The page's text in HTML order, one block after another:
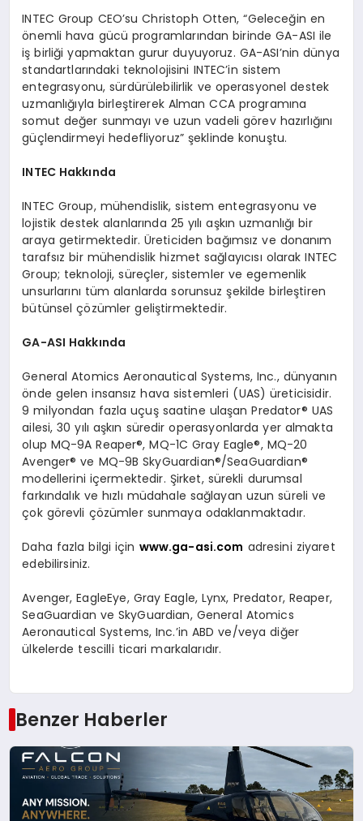
INTEC Group CEO’su Christoph Otten, “Geleceğin en
önemli hava gücü programlarından birinde GA-ASI ile
iş birliği yapmaktan gurur duyuyoruz. GA-ASI’nin dünya
standartlarındaki teknolojisini INTEC’in sistem
entegrasyonu, sürdürülebilirlik ve operasyonel destek
uzmanlığıyla birleştirerek Alman CCA programına
somut değer sunmayı ve uzun vadeli görev hazırlığını
güçlendirmeyi hedefliyoruz” şeklinde konuştu.
INTEC Hakkında
INTEC Group, mühendislik, sistem entegrasyonu ve
lojistik destek alanlarında 25 yılı aşkın uzmanlığı bir
araya getirmektedir. Üreticiden bağımsız ve donanım
tarafsız bir mühendislik hizmet sağlayıcısı olarak INTEC
Group; teknoloji, süreçler, sistemler ve egemenlik
unsurlarını tüm alanlarda sorunsuz şekilde birleştiren
bütünsel çözümler geliştirmektedir.
GA-ASI Hakkında
General Atomics Aeronautical Systems, Inc., dünyanın
önde gelen insansız hava sistemleri (UAS) üreticisidir.
9 milyondan fazla uçuş saatine ulaşan Predator® UAS
ailesi, 30 yılı aşkın süredir operasyonlarda yer almakta
olup MQ-9A Reaper®, MQ-1C Gray Eagle®, MQ-20
Avenger® ve MQ-9B SkyGuardian®/SeaGuardian®
modellerini içermektedir. Şirket, sürekli durumsal
farkındalık ve hızlı müdahale sağlayan uzun süreli ve
çok görevli çözümler sunmaya odaklanmaktadır.
Daha fazla bilgi için www.ga-asi.com adresini ziyaret
edebilirsiniz.
Avenger, EagleEye, Gray Eagle, Lynx, Predator, Reaper,
SeaGuardian ve SkyGuardian, General Atomics
Aeronautical Systems, Inc.’in ABD ve/veya diğer
ülkelerde tescilli ticari markalarıdır.
Benzer Haberler